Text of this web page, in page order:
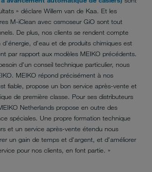
» déclare Willem van de Kaa. Et les
M-iClean avec osmoseur GiO sont tout
De plus, nos clients se rendent compte
d'énergie, d'eau et de produits chimiques est
par rapport aux modèles MEIKO précédents.
d'un conseil technique particulier, nous
MEIKO répond précisément à nos
fiable, propose un bon service après-vente et
de première classe. Pour ses distributeurs
Netherlands propose en outre des
spéciales. Une propre formation technique
et un service après-vente étendu nous
un gain de temps et d'argent, et d'améliorer
pour nos clients, en font partie. »